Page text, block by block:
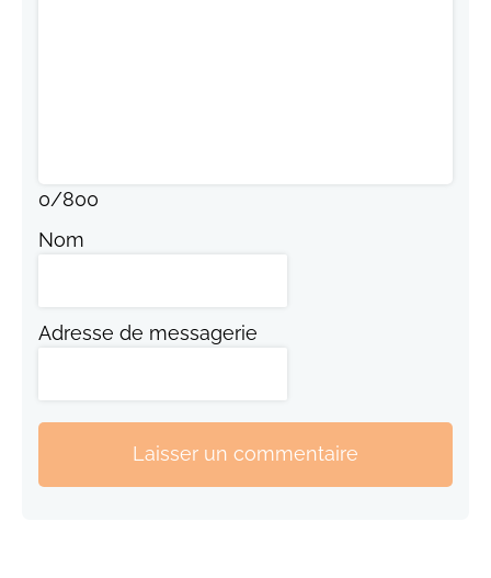
0/800
Nom
Adresse de messagerie
Laisser un commentaire